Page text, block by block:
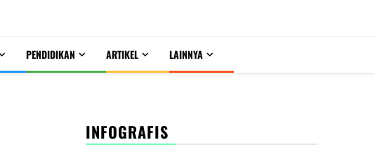
PENDIDIKAN ARTIKEL LAINNYA
INFOGRAFIS